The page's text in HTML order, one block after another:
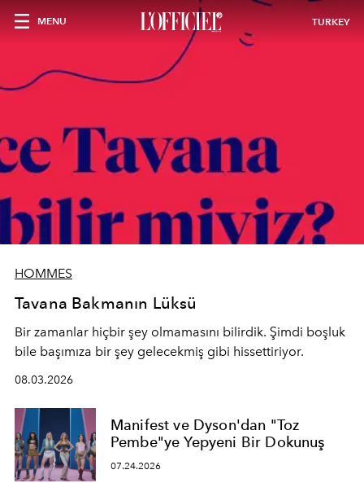
MENU TURKEY
HOMMES
Tavana Bakmanın Lüksü
Bir zamanlar hiçbir şey olmamasını bilirdik. Şimdi boşluk
bile başımıza bir şey gelecekmiş gibi hissettiriyor.
08.03.2026
Manifest ve Dyson'dan "Toz
Pembe"ye Yepyeni Bir Dokunuş
07.24.2026